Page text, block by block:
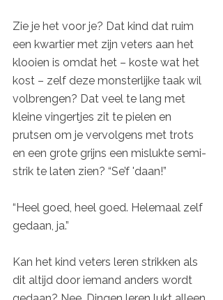
Zie je het voor je? Dat kind dat ruim
een kwartier met zijn veters aan het
klooien is omdat het – koste wat het
kost – zelf deze monsterlijke taak wil
volbrengen? Dat veel te lang met
kleine vingertjes zit te pielen en
prutsen om je vervolgens met trots
en een grote grijns een mislukte semi-
strik te laten zien? “Se’f 'daan!”
“Heel goed, heel goed. Helemaal zelf
gedaan, ja.”
Kan het kind veters leren strikken als
dit altijd door iemand anders wordt